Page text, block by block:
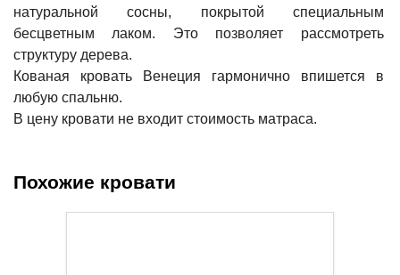
натуральной сосны, покрытой специальным
бесцветным лаком. Это позволяет рассмотреть
структуру дерева.
Кованая кровать Венеция гармонично впишется в
любую спальню.
В цену кровати не входит стоимость матраса.
Похожие кровати